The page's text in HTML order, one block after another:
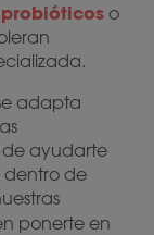
probióticos o
adapta
de ayudarte
de
ponerte en